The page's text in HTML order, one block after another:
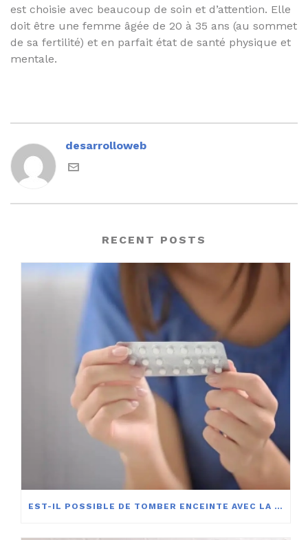
est choisie avec beaucoup de soin et d’attention. Elle
doit être une femme âgée de 20 à 35 ans (au sommet
de sa fertilité) et en parfait état de santé physique et
mentale.
desarrolloweb
RECENT POSTS
EST-IL POSSIBLE DE TOMBER ENCEINTE AVEC LA PILULE CONTRACEPTIVE ?